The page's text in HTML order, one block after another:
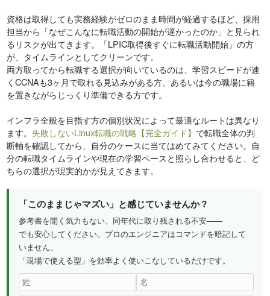
資格は取得しても実務経験がゼロのまま時間が経過するほど、採用
担当から「なぜこんなに転職活動の開始が遅かったのか」と見られ
るリスクが出てきます。「LPIC取得後すぐに転職活動開始」の方
が、タイムラインとしてクリーンです。
両方取ってから転職する選択が向いているのは、学習スピードが速
くCCNAも3ヶ月で取れる見込みがある方、あるいは今の職場に籍
を置きながらじっくり準備できる方です。
インフラ全般を目指す方の個別状況によって最適なルートは異なり
ます。 失敗しないLinux転職の戦略【完全ガイド】 で転職全体の判
断軸を確認してから、自分のケースに当てはめてみてください。自
分の転職タイムラインや現在の学習ペースと照らし合わせると、ど
ちらの選択が現実的かが見えてきます。
「このままじゃマズい」と感じていませんか？
参考書を開く気力もない、同年代に取り残される不安——
でも安心してください。プロのエンジニアはコマンドを暗記して
いません。
「現場で使える型」を効率よく使いこなしているだけです。